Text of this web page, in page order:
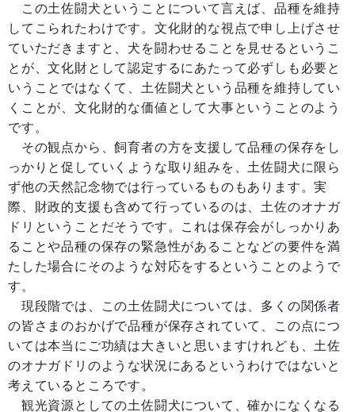
この土佐闘犬ということについて言えば、品種を維持
してこられたわけです。文化財的な視点で申し上げさせ
ていただきますと、犬を闘わせることを見せるというこ
とが、文化財として認定するにあたって必ずしも必要と
いうことではなくて、土佐闘犬という品種を維持してい
くことが、文化財的な価値として大事ということのよう
です。
その観点から、飼育者の方を支援して品種の保存をし
っかりと促していくような取り組みを、土佐闘犬に限ら
ず他の天然記念物では行っているものもあります。実
際、財政的支援も含めて行っているのは、土佐のオナガ
ドリということだそうです。これは保存会がしっかりあ
ることや品種の保存の緊急性があることなどの要件を満
たした場合にそのような対応をするということのようで
す。
現段階では、この土佐闘犬については、多くの関係者
の皆さまのおかげで品種が保存されていて、この点につ
いては本当にご功績は大きいと思いますけれども、土佐
のオナガドリのような状況にあるというわけではないと
考えているところです。
観光資源としての土佐闘犬について、確かになくなる